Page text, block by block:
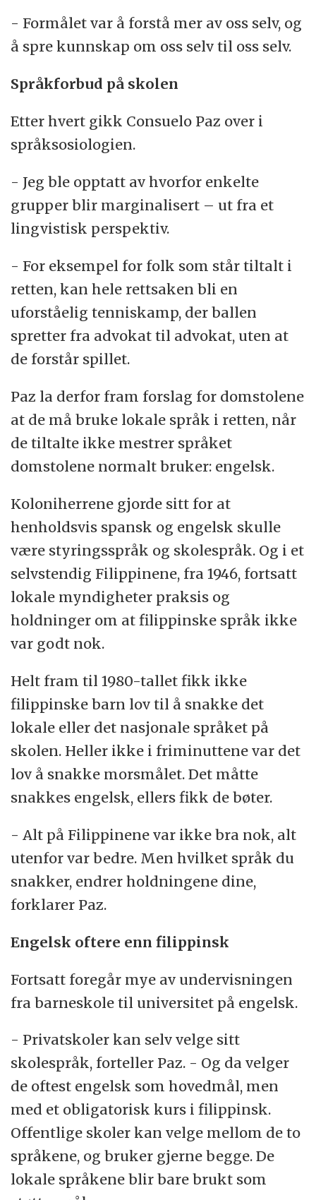
- Formålet var å forstå mer av oss selv, og
å spre kunnskap om oss selv til oss selv.
Språkforbud på skolen
Etter hvert gikk Consuelo Paz over i
språksosiologien.
- Jeg ble opptatt av hvorfor enkelte
grupper blir marginalisert – ut fra et
lingvistisk perspektiv.
- For eksempel for folk som står tiltalt i
retten, kan hele rettsaken bli en
uforståelig tenniskamp, der ballen
spretter fra advokat til advokat, uten at
de forstår spillet.
Paz la derfor fram forslag for domstolene
at de må bruke lokale språk i retten, når
de tiltalte ikke mestrer språket
domstolene normalt bruker: engelsk.
Koloniherrene gjorde sitt for at
henholdsvis spansk og engelsk skulle
være styringsspråk og skolespråk. Og i et
selvstendig Filippinene, fra 1946, fortsatt
lokale myndigheter praksis og
holdninger om at filippinske språk ikke
var godt nok.
Helt fram til 1980-tallet fikk ikke
filippinske barn lov til å snakke det
lokale eller det nasjonale språket på
skolen. Heller ikke i friminuttene var det
lov å snakke morsmålet. Det måtte
snakkes engelsk, ellers fikk de bøter.
- Alt på Filippinene var ikke bra nok, alt
utenfor var bedre. Men hvilket språk du
snakker, endrer holdningene dine,
forklarer Paz.
Engelsk oftere enn filippinsk
Fortsatt foregår mye av undervisningen
fra barneskole til universitet på engelsk.
- Privatskoler kan selv velge sitt
skolespråk, forteller Paz. - Og da velger
de oftest engelsk som hovedmål, men
med et obligatorisk kurs i filippinsk.
Offentlige skoler kan velge mellom de to
språkene, og bruker gjerne begge. De
lokale språkene blir bare brukt som